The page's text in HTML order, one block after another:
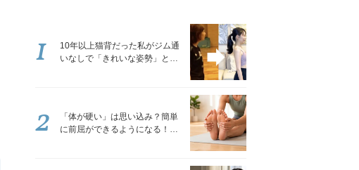
10年以上猫背だった私がジム通
いなしで「きれいな姿勢」と褒
1
「体が硬い」は思い込み？簡単
に前屈ができるようになる！腿
2